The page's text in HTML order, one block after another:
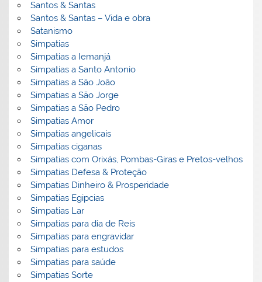
Santos & Santas
Santos & Santas – Vida e obra
Satanismo
Simpatias
Simpatias a Iemanjá
Simpatias a Santo Antonio
Simpatias a São João
Simpatias a São Jorge
Simpatias a São Pedro
Simpatias Amor
Simpatias angelicais
Simpatias ciganas
Simpatias com Orixás, Pombas-Giras e Pretos-velhos
Simpatias Defesa & Proteção
Simpatias Dinheiro & Prosperidade
Simpatias Egipcias
Simpatias Lar
Simpatias para dia de Reis
Simpatias para engravidar
Simpatias para estudos
Simpatias para saúde
Simpatias Sorte